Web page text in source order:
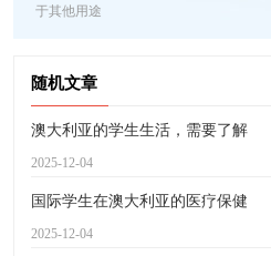
于其他用途
随机文章
澳大利亚的学生生活，需要了解
2025-12-04
国际学生在澳大利亚的医疗保健
2025-12-04